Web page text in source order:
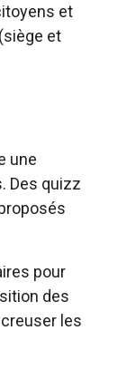
et
et
une
Des quizz
pour
des
les